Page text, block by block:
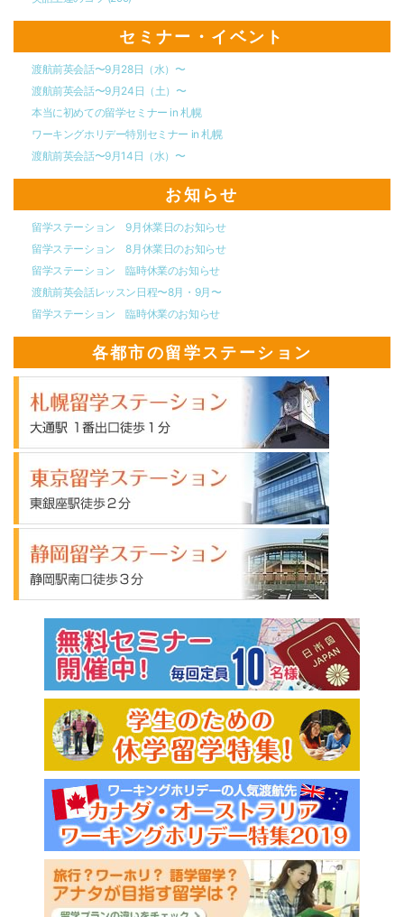
セミナー・イベント
渡航前英会話〜9月28日（水）〜
渡航前英会話〜9月24日（土）〜
本当に初めての留学セミナー in 札幌
ワーキングホリデー特別セミナー in 札幌
渡航前英会話〜9月14日（水）〜
お知らせ
留学ステーション 9月休業日のお知らせ
留学ステーション 8月休業日のお知らせ
留学ステーション 臨時休業のお知らせ
渡航前英会話レッスン日程〜8月・9月〜
留学ステーション 臨時休業のお知らせ
各都市の留学ステーション